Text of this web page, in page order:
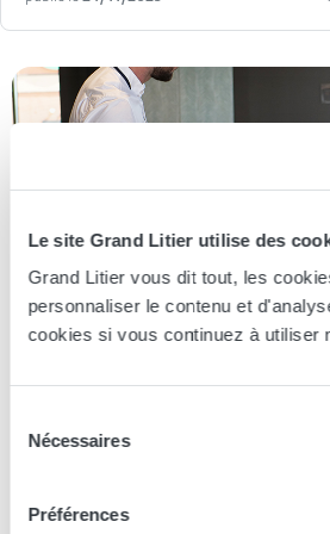
Le site Grand Litier utilise des
Grand Litier vous dit tout, les
personnaliser le contenu et
cookies si vous continuez à utiliser
Nécessaires
Préférences
Essayer en magasin
Nos conseillers spécialistes du bien-